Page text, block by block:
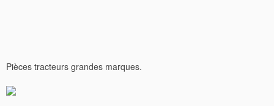
Pièces tracteurs grandes marques.